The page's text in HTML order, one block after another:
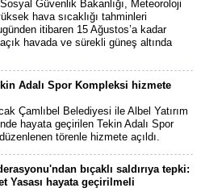
Güvenlik Bakanlığı, Meteoroloji
hava sıcaklığı tahminleri
itibaren 15 Ağustos’a kadar
havada ve sürekli güneş altında
Adalı Spor Kompleksi hizmete
Çamlıbel Belediyesi ile Albel Yatırım
hayata geçirilen Tekin Adalı Spor
törenle hizmete açıldı.
bıçaklı saldırıya tepki:
Yasası hayata geçirilmeli